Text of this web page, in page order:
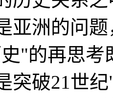
亚洲的问
"的再思考
突破21世